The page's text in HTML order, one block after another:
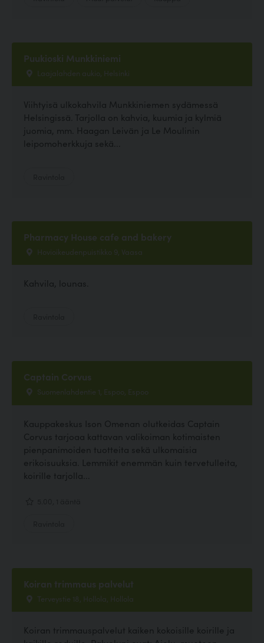
Puukioski Munkkiniemi
Laajalahden aukio, Helsinki
Viihtyisä ulkokahvila Munkkiniemen sydämessä
Helsingissä. Tarjolla on kahvia, kuumia ja kylmiä
juomia, mm. Haagan Leivän ja Le Moulinin
leipomoherkkuja sekä...
Pharmacy House cafe and bakery
Hovioikeudenpuistikko 9, Vaasa
Kahvila, lounas.
Captain Corvus
Suomenlahdentie 1, Espoo, Espoo
Kauppakeskus Ison Omenan olutkeidas Captain
Corvus tarjoaa kattavan valikoiman kotimaisten
pienpanimoiden tuotteita sekä ulkomaisia
erikoisuuksia. Lemmikit enemmän kuin tervetulleita,
koirille tarjolla...
Koiran trimmaus palvelut
Terveystie 18, Hollola, Hollola
Koiran trimmauspalvelut kaiken kokoisille koirille ja